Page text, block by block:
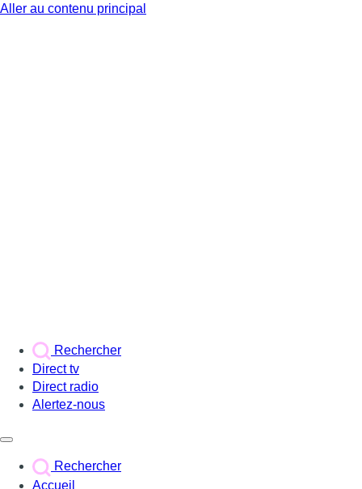
Aller au contenu principal
Rechercher
Direct tv
Direct radio
Alertez-nous
Rechercher
Accueil